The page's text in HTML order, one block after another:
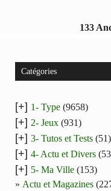
133
Catégories
[+] 1- Type (9658)
[+] 2- Jeux (931)
[+] 3- Tutos et Tests (51)
[+] 4- Actu et Divers
[+] 5- Ma Ville (153)
Actu et Magazines